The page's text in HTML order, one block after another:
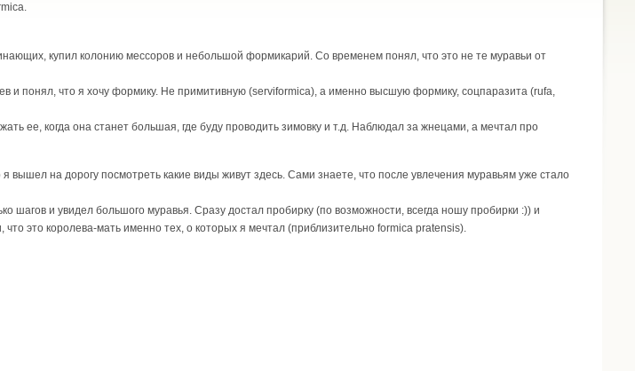
купил колонию мессоров и небольшой формикарий. Со временем понял, что это не те муравьи от
понял, что я хочу формику. Не примитивную (serviformica), а именно высшую формику, соцпаразита (rufa,
ее, когда она станет большая, где буду проводить зимовку и т.д. Наблюдал за жнецами, а мечтал про
на дорогу посмотреть какие виды живут здесь. Сами знаете, что после увлечения муравьям уже стало
шагов и увидел большого муравья. Сразу достал пробирку (по возможности, всегда ношу пробирки :)) и
это королева-мать именно тех, о которых я мечтал (приблизительно formica pratensis).